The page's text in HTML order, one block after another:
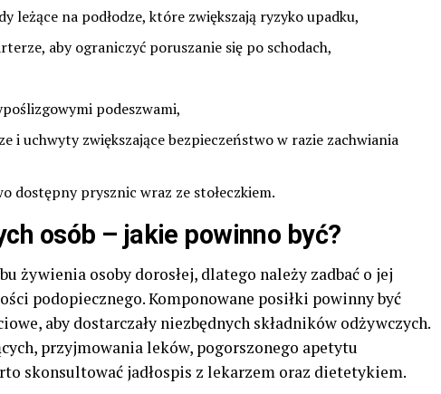
leżące na podłodze, które zwiększają ryzyko upadku,
aby ograniczyć poruszanie się po schodach,
podeszwami,
i uchwyty zwiększające bezpieczeństwo w razie zachwiania
dostępny prysznic wraz ze stołeczkiem.
osób – jakie powinno być?
żywienia osoby dorosłej, dlatego należy zadbać o jej
podopiecznego. Komponowane posiłki powinny być
aby dostarczały niezbędnych składników odżywczych.
przyjmowania leków, pogorszonego apetytu
skonsultować jadłospis z lekarzem oraz dietetykiem.